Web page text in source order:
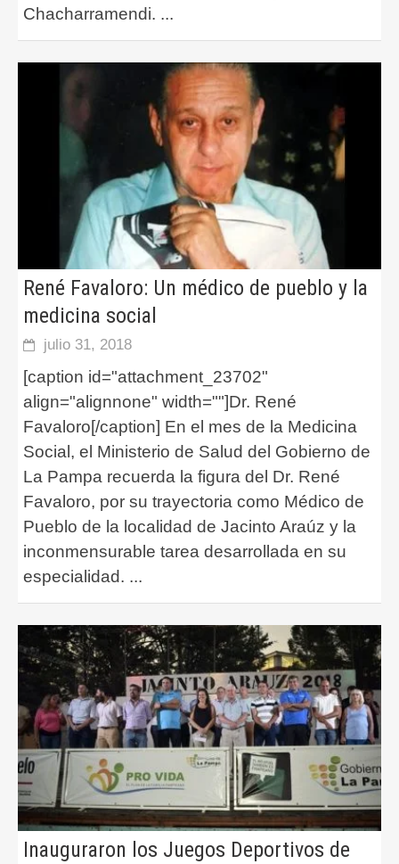
Chacharramendi. ...
René Favaloro: Un médico de pueblo y la
medicina social
julio 31, 2018
[caption id="attachment_23702"
align="alignnone" width=""]Dr. René
Favaloro[/caption] En el mes de la Medicina
Social, el Ministerio de Salud del Gobierno de
La Pampa recuerda la figura del Dr. René
Favaloro, por su trayectoria como Médico de
Pueblo de la localidad de Jacinto Araúz y la
inconmensurable tarea desarrollada en su
especialidad. ...
Inauguraron los Juegos Deportivos de